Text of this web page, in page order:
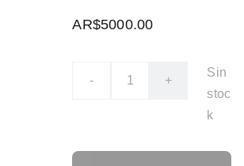
AR$5000.00
- +
Sin
stoc
k